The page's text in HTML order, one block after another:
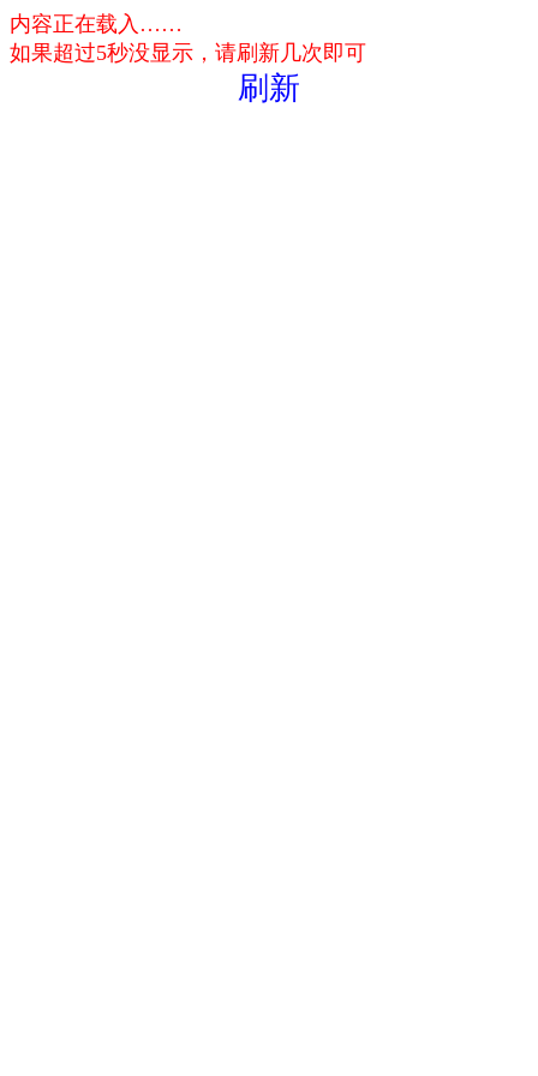
内容正在载入……
如果超过5秒没显示，请刷新几次即可
刷新